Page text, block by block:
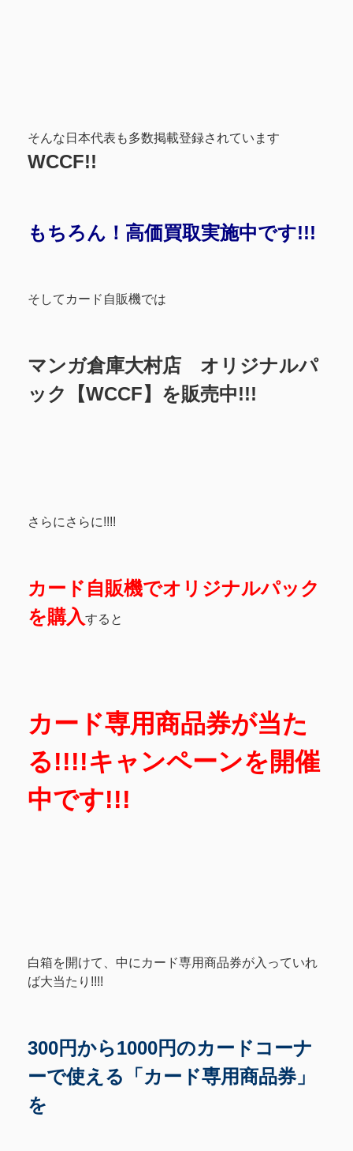
そんな日本代表も多数掲載登録されています
WCCF!!
もちろん！高価買取実施中です!!!
そしてカード自販機では
マンガ倉庫大村店 オリジナルパ
ック【WCCF】を販売中!!!
さらにさらに!!!!
カード自販機でオリジナルパック
を購入すると
カード専用商品券が当た
る!!!!キャンペーンを開催
中です!!!
白箱を開けて、中にカード専用商品券が入っていれ
ば大当たり!!!!
300円から1000円のカードコーナ
ーで使える「カード専用商品券」
を